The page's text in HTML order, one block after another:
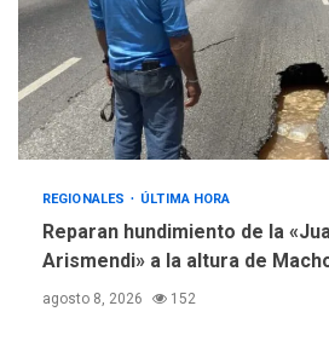
REGIONALES ÚLTIMA HORA
Reparan hundimiento de la
Arismendi» a la altura de
agosto 8, 2026 152